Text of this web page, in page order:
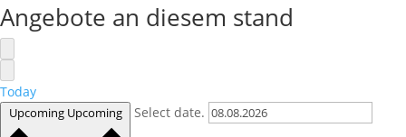
Angebote an diesem stand
Today
Upcoming Upcoming Select date.